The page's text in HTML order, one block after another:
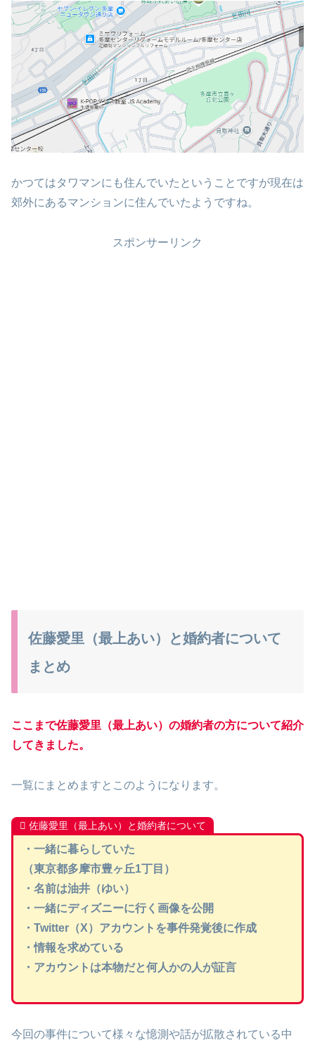
かつてはタワマンにも住んでいたということですが現在は
郊外にあるマンションに住んでいたようですね。
スポンサーリンク
佐藤愛里（最上あい）と婚約者について
まとめ
ここまで佐藤愛里（最上あい）の婚約者の方について紹介
してきました。
一覧にまとめますとこのようになります。
佐藤愛里（最上あい）と婚約者について
・一緒に暮らしていた
（東京都多摩市豊ヶ丘1丁目）
・名前は油井（ゆい）
・一緒にディズニーに行く画像を公開
・Twitter（X）アカウントを事件発覚後に作成
・情報を求めている
・アカウントは本物だと何人かの人が証言
今回の事件について様々な憶測や話が拡散されている中